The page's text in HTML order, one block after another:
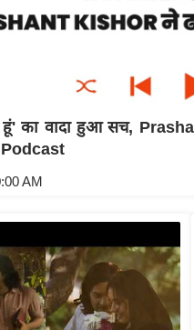
हूं' का वादा हुआ सच,
Podcast
AM